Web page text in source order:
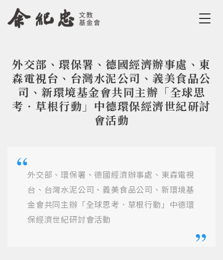
Jump to Navigation
Jump to Main content
您在這裡
外交部、環保署、德國經濟辦事處、東
森電視台、台灣水泥公司、義美食品公
司、新環境基金會共同主辦「全球思
考．草根行動」中德環保經濟世紀研討
會活動
外交部、環保署、德國經濟辦事處、東森電視
台、台灣水泥公司、義美食品公司、新環境基
金會共同主辦「全球思考．草根行動」中德環
保經濟世紀研討會活動